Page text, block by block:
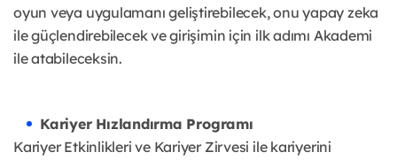
oyun veya uygulamanı geliştirebilecek, onu yapay zeka
ile güçlendirebilecek ve girişimin için ilk adımı Akademi
ile atabileceksin.
Kariyer Hızlandırma Programı
Kariyer Etkinlikleri ve Kariyer Zirvesi ile kariyerini